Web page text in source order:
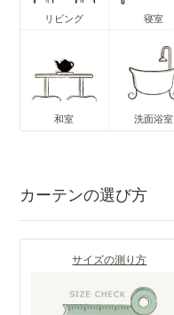
リビング 寝室
和室 洗面浴室
カーテンの選び方
サイズの測り方